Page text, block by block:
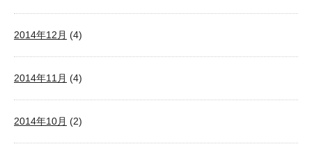
2014年12月 (4)
2014年11月 (4)
2014年10月 (2)